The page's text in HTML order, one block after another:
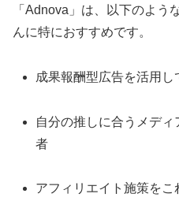
「Adnova」は、以下のよう
んに特におすすめです。
成果報酬型広告を活用
自分の推しに合うメデ
者
アフィリエイト施策を